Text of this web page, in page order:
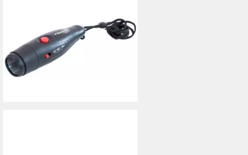
Trillerpfeife Elektronische Pfeife
30,95 €
lieferbar - in 3-4 Werktagen bei dir